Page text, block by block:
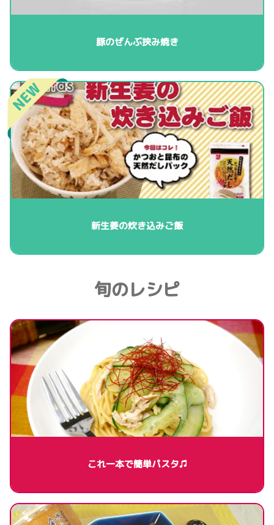
豚のぜんぶ挟み焼き
新生姜の炊き込みご飯
旬のレシピ
これ一本で簡単パスタ♫